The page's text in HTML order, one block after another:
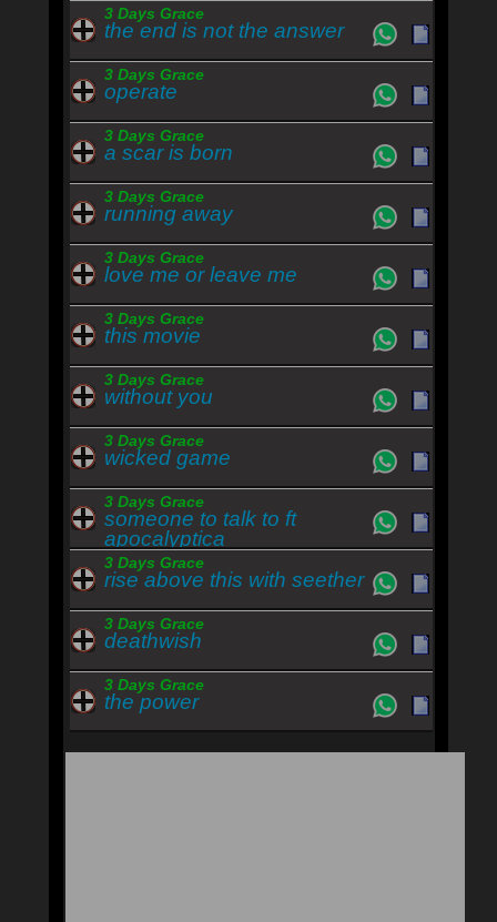
3 Days Grace
the end is not the answer
3 Days Grace
operate
3 Days Grace
a scar is born
3 Days Grace
running away
3 Days Grace
love me or leave me
3 Days Grace
this movie
3 Days Grace
without you
3 Days Grace
wicked game
3 Days Grace
someone to talk to ft
apocalyptica
3 Days Grace
rise above this with seether
3 Days Grace
deathwish
3 Days Grace
the power